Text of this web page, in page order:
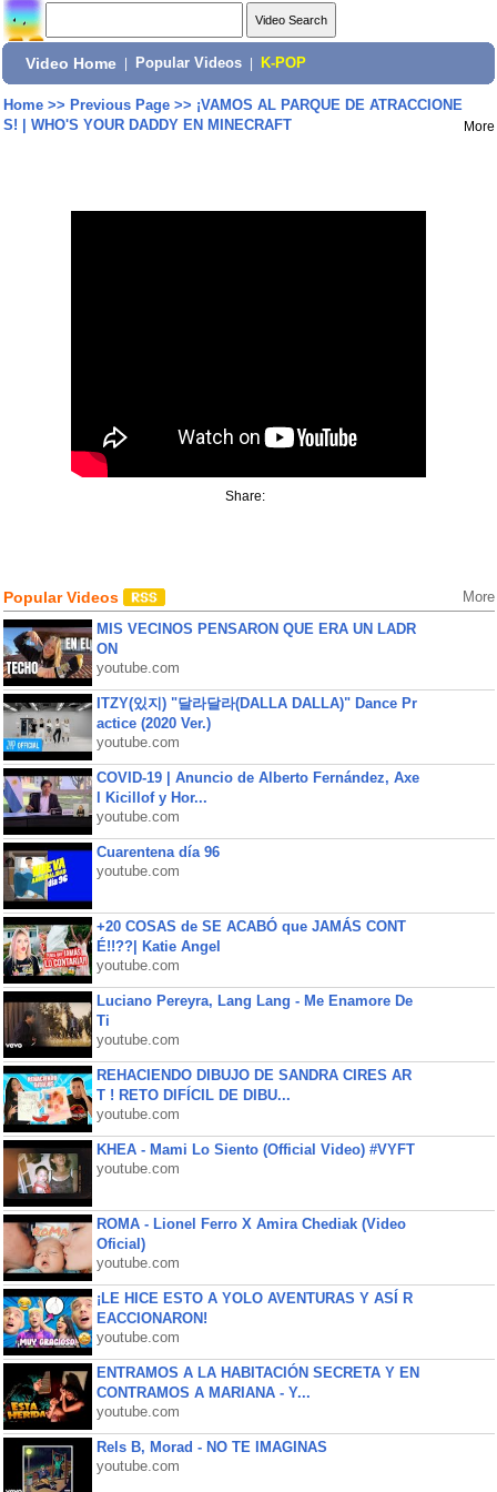
Video Home Popular Videos K-POP
Home>> Previous Page>> ¡VAMOS AL PARQUE DE ATRACCIONE
S! | WHO'S YOUR DADDY EN MINECRAFT
More
Share:
Popular Videos More
MIS VECINOS PENSARON QUE ERA UN LADR
ON
youtube.com
ITZY(있지) "달라달라(DALLA DALLA)" Dance Pr
actice (2020 Ver.)
youtube.com
COVID-19 | Anuncio de Alberto Fernández, Axe
l Kicillof y Hor...
youtube.com
Cuarentena día 96
youtube.com
+20 COSAS de SE ACABÓ que JAMÁS CONT
É!!??| Katie Angel
youtube.com
Luciano Pereyra, Lang Lang - Me Enamore De
Ti
youtube.com
REHACIENDO DIBUJO DE SANDRA CIRES AR
T ! RETO DIFÍCIL DE DIBU...
youtube.com
KHEA - Mami Lo Siento (Official Video) #VYFT
youtube.com
ROMA - Lionel Ferro X Amira Chediak (Video
Oficial)
youtube.com
¡LE HICE ESTO A YOLO AVENTURAS Y ASÍ R
EACCIONARON!
youtube.com
ENTRAMOS A LA HABITACIÓN SECRETA Y EN
CONTRAMOS A MARIANA - Y...
youtube.com
Rels B, Morad - NO TE IMAGINAS
youtube.com